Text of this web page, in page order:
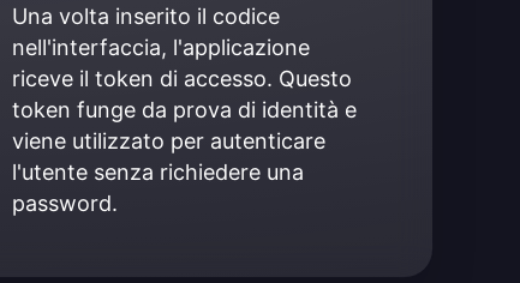
Una volta inserito il codice
nell'interfaccia, l'applicazione
riceve il token di accesso. Questo
token funge da prova di identità e
viene utilizzato per autenticare
l'utente senza richiedere una
password.